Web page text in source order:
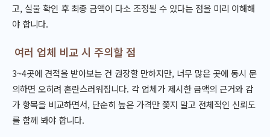
고, 실물 확인 후 최종 금액이 다소 조정될 수 있다는 점을 미리 이해해
야 합니다.
여러 업체 비교 시 주의할 점
3~4곳에 견적을 받아보는 건 권장할 만하지만, 너무 많은 곳에 동시 문
의하면 오히려 혼란스러워집니다. 각 업체가 제시한 금액의 근거와 감
가 항목을 비교하면서, 단순히 높은 가격만 쫓지 말고 전체적인 신뢰도
를 함께 봐야 합니다.